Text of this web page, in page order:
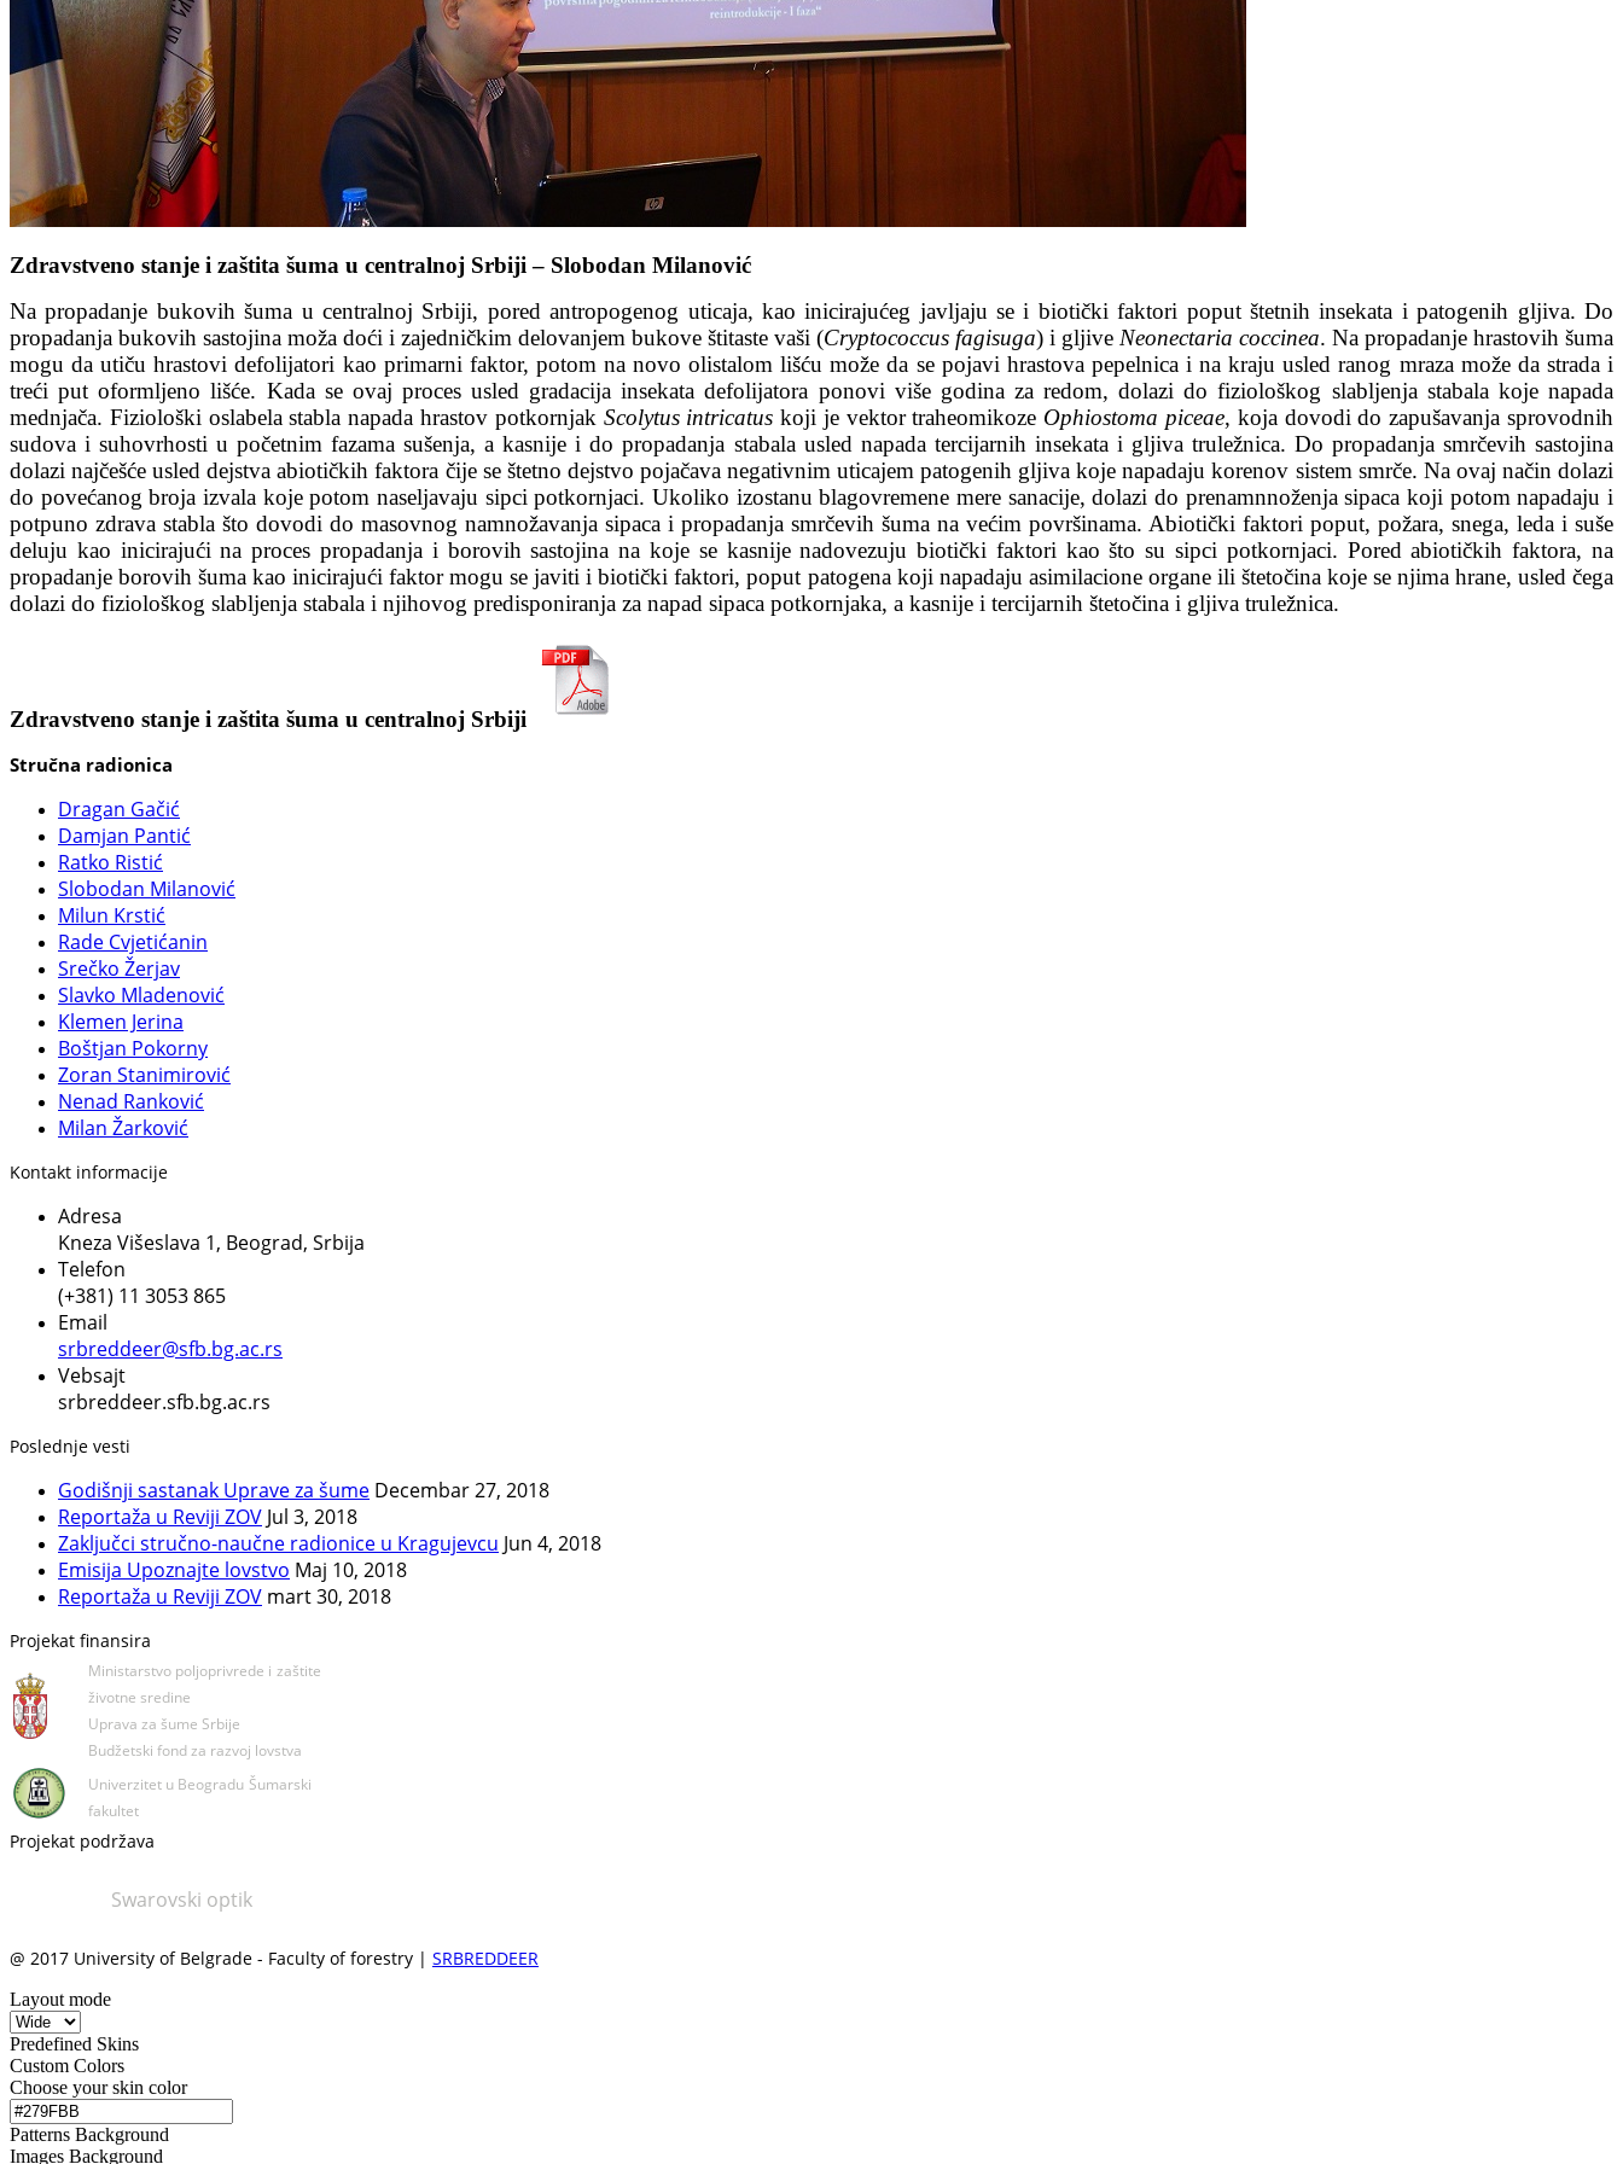
Zdravstveno stanje i zaštita šuma u centralnoj Srbiji – Slobodan Milanović
Na propadanje bukovih šuma u centralnoj Srbiji, pored antropogenog uticaja, kao inicirajućeg javljaju se i biotički faktori poput štetnih insekata i patogenih gljiva. Do
propadanja bukovih sastojina moža doći i zajedničkim delovanjem bukove štitaste vaši (Cryptococcus fagisuga) i gljive Neonectaria coccinea. Na propadanje hrastovih šuma
mogu da utiču hrastovi defolijatori kao primarni faktor, potom na novo olistalom lišću može da se pojavi hrastova pepelnica i na kraju usled ranog mraza može da strada i
treći put oformljeno lišće. Kada se ovaj proces usled gradacija insekata defolijatora ponovi više godina za redom, dolazi do fiziološkog slabljenja stabala koje napada
mednjača. Fiziološki oslabela stabla napada hrastov potkornjak Scolytus intricatus koji je vektor traheomikoze Ophiostoma piceae, koja dovodi do zapušavanja sprovodnih
sudova i suhovrhosti u početnim fazama sušenja, a kasnije i do propadanja stabala usled napada tercijarnih insekata i gljiva truležnica. Do propadanja smrčevih sastojina
dolazi najčešće usled dejstva abiotičkih faktora čije se štetno dejstvo pojačava negativnim uticajem patogenih gljiva koje napadaju korenov sistem smrče. Na ovaj način dolazi
do povećanog broja izvala koje potom naseljavaju sipci potkornjaci. Ukoliko izostanu blagovremene mere sanacije, dolazi do prenamnnoženja sipaca koji potom napadaju i
potpuno zdrava stabla što dovodi do masovnog namnožavanja sipaca i propadanja smrčevih šuma na većim površinama. Abiotički faktori poput, požara, snega, leda i suše
deluju kao inicirajući na proces propadanja i borovih sastojina na koje se kasnije nadovezuju biotički faktori kao što su sipci potkornjaci. Pored abiotičkih faktora, na
propadanje borovih šuma kao inicirajući faktor mogu se javiti i biotički faktori, poput patogena koji napadaju asimilacione organe ili štetočina koje se njima hrane, usled čega
dolazi do fiziološkog slabljenja stabala i njihovog predisponiranja za napad sipaca potkornjaka, a kasnije i tercijarnih štetočina i gljiva truležnica.
Zdravstveno stanje i zaštita šuma u centralnoj Srbiji
Stručna radionica
Dragan Gačić
Damjan Pantić
Ratko Ristić
Slobodan Milanović
Milun Krstić
Rade Cvjetićanin
Srečko Žerjav
Slavko Mladenović
Klemen Jerina
Boštjan Pokorny
Zoran Stanimirović
Nenad Ranković
Milan Žarković
Kontakt informacije
Adresa
Kneza Višeslava 1, Beograd, Srbija
Telefon
(+381) 11 3053 865
Email
srbreddeer@sfb.bg.ac.rs
Vebsajt
srbreddeer.sfb.bg.ac.rs
Poslednje vesti
Godišnji sastanak Uprave za šume Decembar 27, 2018
Reportaža u Reviji ZOV Jul 3, 2018
Zaključci stručno-naučne radionice u Kragujevcu Jun 4, 2018
Emisija Upoznajte lovstvo Maj 10, 2018
Reportaža u Reviji ZOV mart 30, 2018
Projekat finansira
Ministarstvo poljoprivrede i zaštite
životne sredine
Uprava za šume Srbije
Budžetski fond za razvoj lovstva
Univerzitet u Beogradu Šumarski
fakultet
Projekat podržava
Swarovski optik
@ 2017 University of Belgrade - Faculty of forestry | SRBREDDEER
Layout mode
Predefined Skins
Custom Colors
Choose your skin color
Patterns Background
Images Background